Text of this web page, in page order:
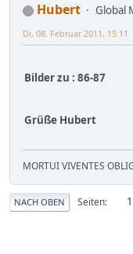
Hubert
Global
Di, 08. Februar 2011, 15:11
Bilder zu : 86-87
Grüße Hubert
MORTUI VIVENTES
NACH OBEN Seiten 1